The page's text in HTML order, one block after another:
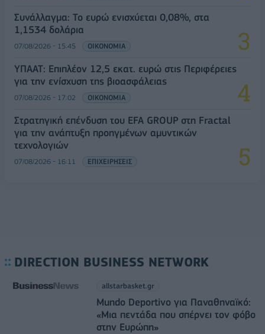
Συνάλλαγμα: Το ευρώ ενισχύεται 0,08%, στα
1,1534 δολάρια
07/08/2026 - 15:45 ΟΙΚΟΝΟΜΙΑ
ΥΠΑΑΤ: Επιπλέον 12,5 εκατ. ευρώ στις Περιφέρειες
για την ενίσχυση της βιοασφάλειας
07/08/2026 - 17:02 ΟΙΚΟΝΟΜΙΑ
Στρατηγική επένδυση του EFA GROUP στη Fractal
για την ανάπτυξη προηγμένων αμυντικών
τεχνολογιών
07/08/2026 - 16:11 ΕΠΙΧΕΙΡΗΣΕΙΣ
DIRECTION BUSINESS NETWORK
allstarbasket.gr
Mundo Deportivo για Παναθηναϊκό:
«Μια πεντάδα που σπέρνει τον φόβο
στην Ευρώπη»